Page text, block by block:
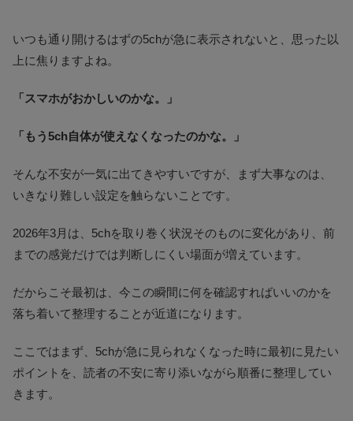
いつも通り開けるはずの5chが急に表示されないと、思った以
上に焦りますよね。
「スマホがおかしいのかな。」
「もう5ch自体が使えなくなったのかな。」
そんな不安が一気に出てきやすいですが、まず大事なのは、
いきなり難しい設定を触らないことです。
2026年3月は、5chを取り巻く状況そのものに変化があり、前
までの感覚だけでは判断しにくい場面が増えています。
だからこそ最初は、今この瞬間に何を確認すればいいのかを
落ち着いて整理することが近道になります。
ここではまず、5chが急に見られなくなった時に最初に見たい
ポイントを、読者の不安に寄り添いながら順番に整理してい
きます。